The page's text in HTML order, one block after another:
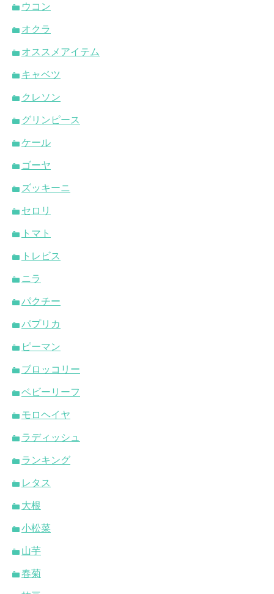
ウコン
オクラ
オススメアイテム
キャベツ
クレソン
グリンピース
ケール
ゴーヤ
ズッキーニ
セロリ
トマト
トレビス
ニラ
パクチー
パプリカ
ピーマン
ブロッコリー
ベビーリーフ
モロヘイヤ
ラディッシュ
ランキング
レタス
大根
小松菜
山芋
春菊